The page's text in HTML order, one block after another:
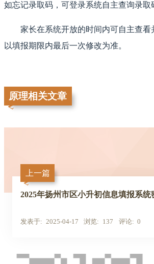
如忘记录取码，可登录系统自主查询录取
家长在系统开放的时间内可自主查看
以填报期限内最后一次修改为准。
原理相关文章
上一篇
2025年扬州市区小升初信息填报系统
发表于 2025-04-17 浏览 137 评论 0